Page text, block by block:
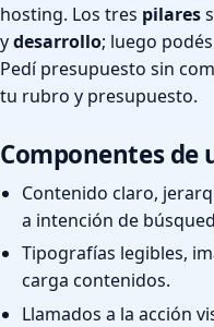
hosting. Los tres pilares
ydesarrollo; luego
Pedí presupuesto sin
tu rubro y presupuesto.
Componentes de
Contenido claro,
a intención de
Tipografías legibles,
carga contenidos.
Llamados a la acción